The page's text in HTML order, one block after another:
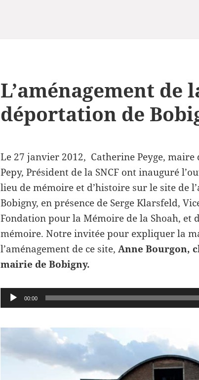
L’aménagement de
déportation de
Le 27 janvier 2012, Catherine Peyge,
Pepy, Président de la SNCF ont inauguré
lieu de mémoire et d’histoire sur le site de
Bobigny, en présence de Serge Klarsfeld,
Fondation pour la Mémoire de la Shoah, et
mémoire. Notre invitée pour expliquer la
l’aménagement de ce site,Anne Bourgon,
mairie de Bobigny.
Lecteur
audio
00:00